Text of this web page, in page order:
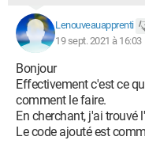
RS.Close
If N > DN Then
Exit For
Exit Sub
Lenouveauapprenti
19 sept. 2021 à 16:03
Bonjour
Effectivement c'est ce
comment le faire.
En cherchant, j'ai trouvé
Le code ajouté est